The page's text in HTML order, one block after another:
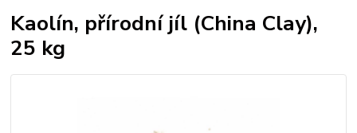
Kaolín, přírodní jíl (China Clay),
25 kg